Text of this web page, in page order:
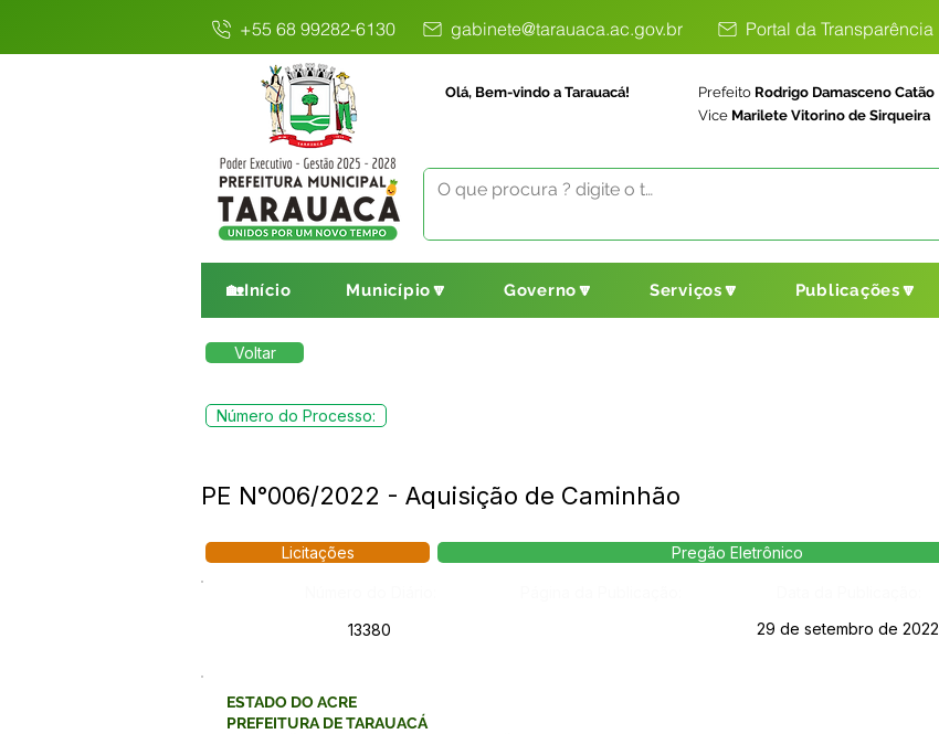
+55 68 99282-6130 gabinete@tarauaca.ac.gov.br Portal da Transparência
Olá, Bem-vindo a Tarauacá! Prefeito Rodrigo Damasceno Catão
Vice Marilete Vitorino de Sirqueira
🏡Início Município🔽 Governo🔽 Serviços🔽 Publicações🔽
Voltar
Número do Processo:
PE N°006/2022 - Aquisição de Caminhão
Licitações Pregão Eletrônico
13380
29 de setembro de 2022
ESTADO DO ACRE
PREFEITURA DE TARAUACÁ